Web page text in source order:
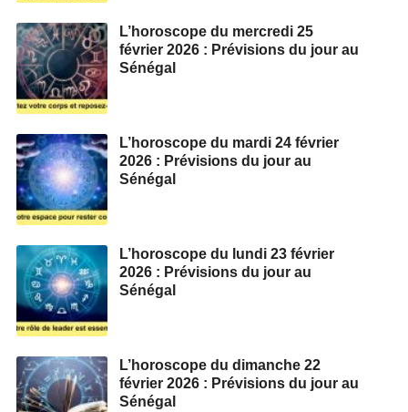
L’horoscope du mercredi 25
février 2026 : Prévisions du jour au
Sénégal
L’horoscope du mardi 24 février
2026 : Prévisions du jour au
Sénégal
L’horoscope du lundi 23 février
2026 : Prévisions du jour au
Sénégal
L’horoscope du dimanche 22
février 2026 : Prévisions du jour au
Sénégal